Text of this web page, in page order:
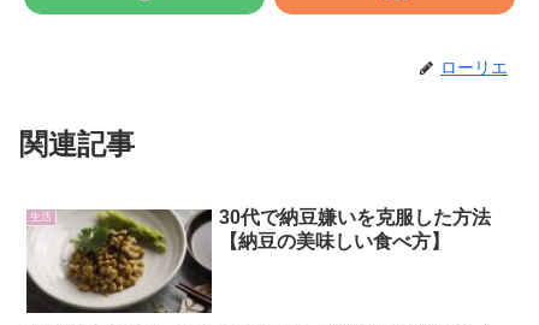
ローリエ
関連記事
生活
30代で納豆嫌いを克服した方法
【納豆の美味しい食べ方】